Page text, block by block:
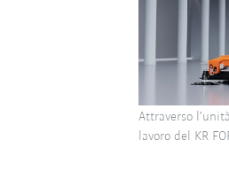
Attraverso
lavoro del KR